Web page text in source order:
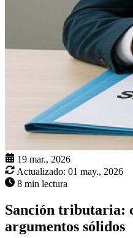
19 mar., 2026
Actualizado: 01 may., 2026
8 min lectura
Sanción tributaria:
argumentos sólidos